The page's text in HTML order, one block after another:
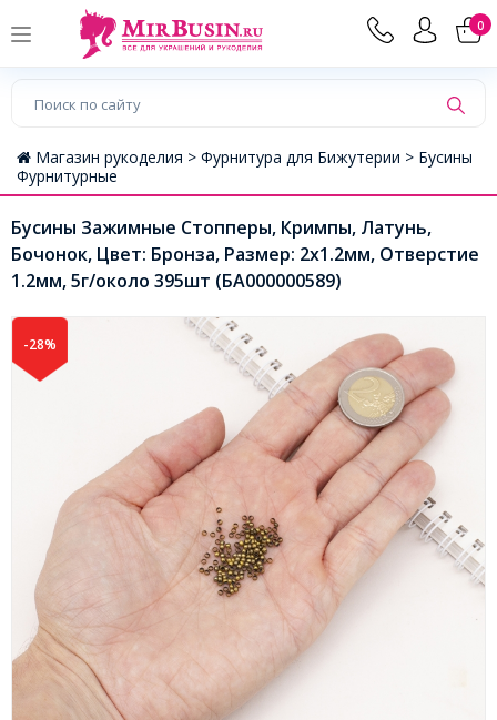
0
Магазин рукоделия > Фурнитура для Бижутерии > Бусины
Фурнитурные
Бусины Зажимные Стопперы, Кримпы, Латунь,
Бочонок, Цвет: Бронза, Размер: 2х1.2мм, Отверстие
1.2мм, 5г/около 395шт (БА000000589)
-28%